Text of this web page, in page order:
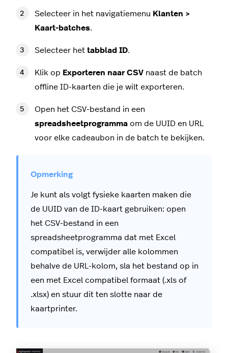
Selecteer in het navigatiemenu Klanten >
Kaart-batches.
Selecteer het tabblad ID.
Klik op Exporteren naar CSV naast de batch
offline ID-kaarten die je wilt exporteren.
Open het CSV-bestand in een
spreadsheetprogramma om de UUID en URL
voor elke cadeaubon in de batch te bekijken.
Je kunt als volgt fysieke kaarten maken die
de UUID van de ID-kaart gebruiken: open
het CSV-bestand in een
spreadsheetprogramma dat met Excel
compatibel is, verwijder alle kolommen
behalve de URL-kolom, sla het bestand op in
een met Excel compatibel formaat (.xls of
.xlsx) en stuur dit ten slotte naar de
kaartprinter.